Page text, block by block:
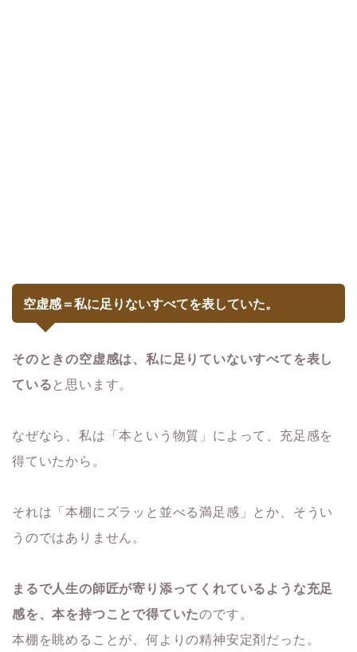
空虚感＝私に足りないすべてを表していた。
そのときの空虚感は、私に足りていないすべてを表し
ている と思います。
なぜなら、私は「本という物質」によって、充足感を
得ていたから。
それは「本棚にズラッと並べる満足感」とか、そうい
うのではありません。
まるで人生の師匠が寄り添ってくれているような充足
感を、本を持つことで得ていたのです。
本棚を眺めることが、何よりの精神安定剤だった。